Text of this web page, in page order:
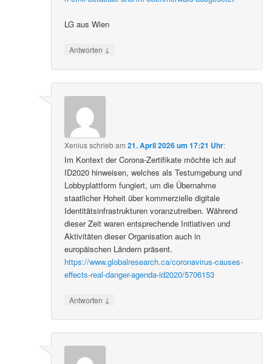
LG aus Wien
Antworten ↓
Xeniusschriebam21. April 2026 um 17:21 Uhr:
Im Kontext der Corona-Zertifikate möchte ich auf
ID2020 hinweisen, welches als Testumgebung und
Lobbyplattform fungiert, um die Übernahme
staatlicher Hoheit über kommerzielle digitale
Identitätsinfrastrukturen voranzutreiben. Während
dieser Zeit waren entsprechende Initiativen und
Aktivitäten dieser Organisation auch in
europäischen Ländern präsent.
https://www.globalresearch.ca/coronavirus-causes-
effects-real-danger-agenda-id2020/5706153
Antworten ↓